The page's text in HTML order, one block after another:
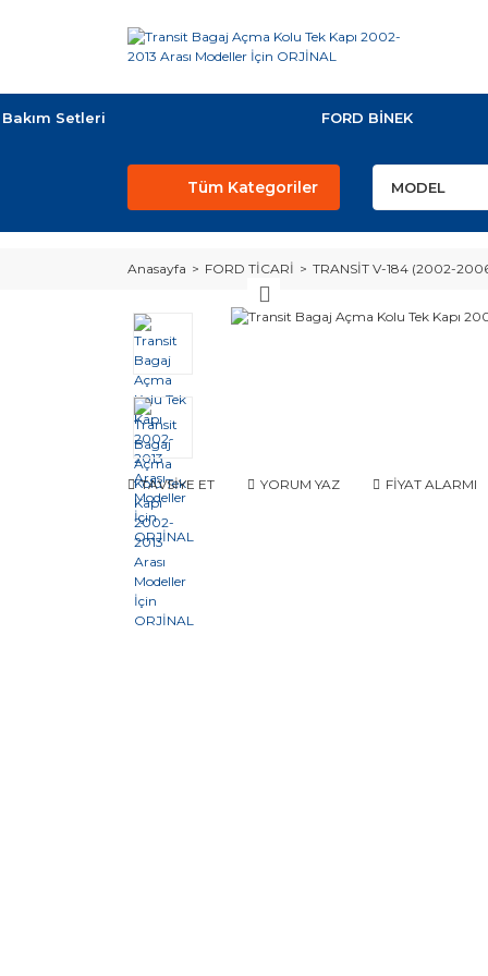
Bakım Setleri FORD BİNEK
Tüm Kategoriler
Anasayfa FORD TİCARİ TRANSİT V-184 (2002-
TAVSİYE ET YORUM YAZ FİYAT ALARMI